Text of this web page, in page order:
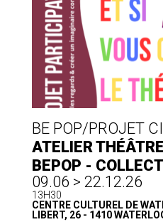
BE POP/PROJET
ATELIER
BEPOP -
09.06 > 22.12.26
13H30
CENTRE CULTUREL DE
LIBERT, 26 - 1410